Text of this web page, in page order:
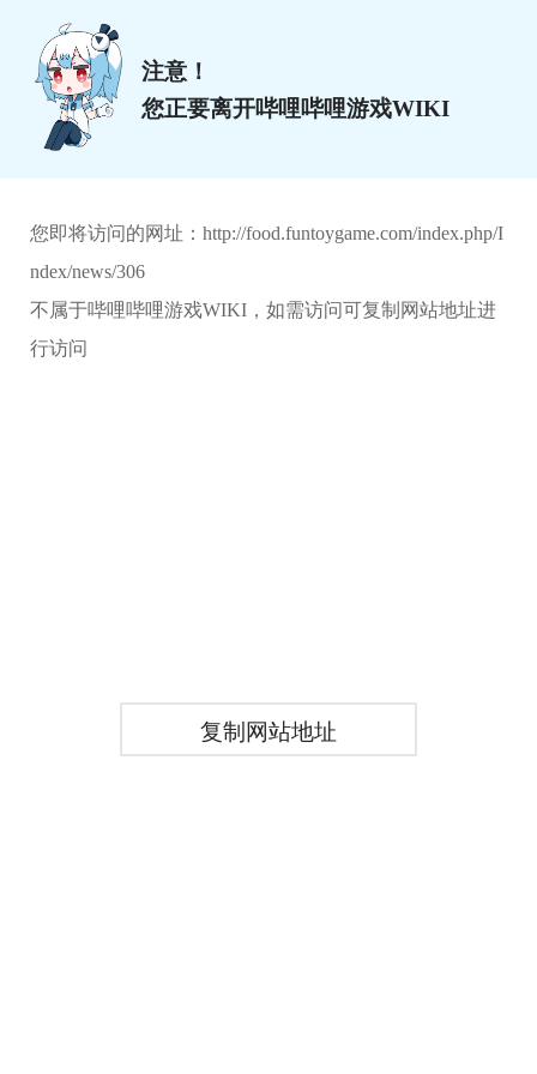
注意！
您正要离开哔哩哔哩游戏WIKI
您即将访问的网址： http://food.funtoygame.com/index.php/I
ndex/news/306
不属于哔哩哔哩游戏WIKI，如需访问可复制网站地址进
行访问
复制网站地址